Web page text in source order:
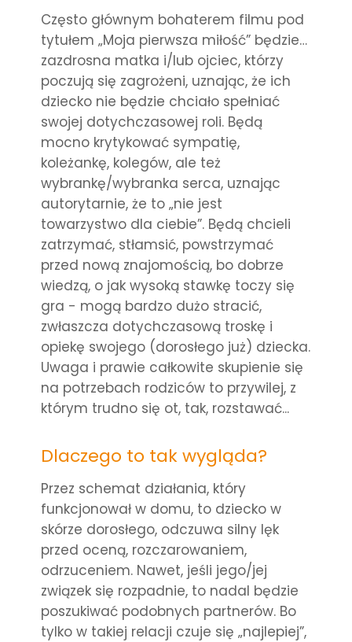
Często głównym bohaterem filmu pod
tytułem „Moja pierwsza miłość” będzie…
zazdrosna matka i/lub ojciec, którzy
poczują się zagrożeni, uznając, że ich
dziecko nie będzie chciało spełniać
swojej dotychczasowej roli. Będą
mocno krytykować sympatię,
koleżankę, kolegów, ale też
wybrankę/wybranka serca, uznając
autorytarnie, że to „nie jest
towarzystwo dla ciebie”. Będą chcieli
zatrzymać, stłamsić, powstrzymać
przed nową znajomością, bo dobrze
wiedzą, o jak wysoką stawkę toczy się
gra - mogą bardzo dużo stracić,
zwłaszcza dotychczasową troskę i
opiekę swojego (dorosłego już) dziecka.
Uwaga i prawie całkowite skupienie się
na potrzebach rodziców to przywilej, z
którym trudno się ot, tak, rozstawać...
Dlaczego to tak wygląda?
Przez schemat działania, który
funkcjonował w domu, to dziecko w
skórze dorosłego, odczuwa silny lęk
przed oceną, rozczarowaniem,
odrzuceniem. Nawet, jeśli jego/jej
związek się rozpadnie, to nadal będzie
poszukiwać podobnych partnerów. Bo
tylko w takiej relacji czuje się „najlepiej”,